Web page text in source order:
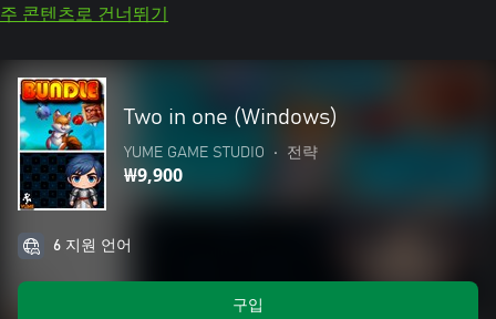
주 콘텐츠로 건너뛰기
Two in one (Windows)
YUME GAME STUDIO • 전략
₩9,900
6 지원 언어
구입